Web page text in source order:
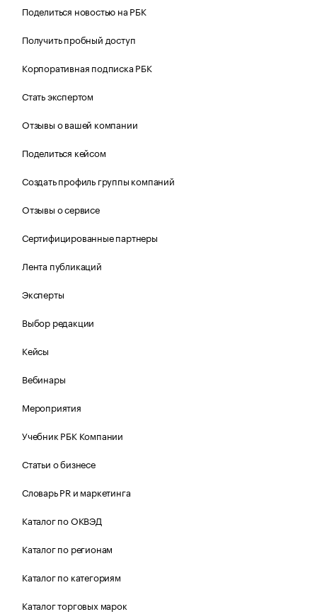
Поделиться новостью на РБК
Получить пробный доступ
Корпоративная подписка РБК
Стать экспертом
Отзывы о вашей компании
Поделиться кейсом
Создать профиль группы компаний
Отзывы о сервисе
Сертифицированные партнеры
Лента публикаций
Эксперты
Выбор редакции
Кейсы
Вебинары
Мероприятия
Учебник РБК Компании
Статьи о бизнесе
Словарь PR и маркетинга
Каталог по ОКВЭД
Каталог по регионам
Каталог по категориям
Каталог торговых марок